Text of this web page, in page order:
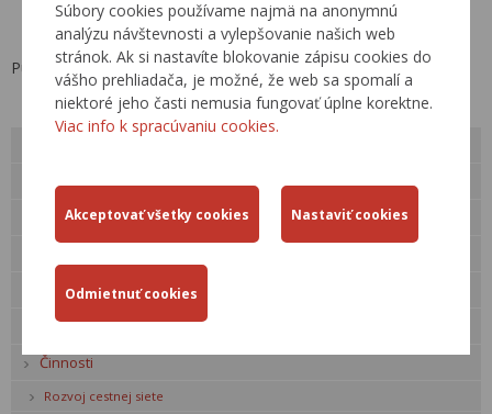
Súbory cookies používame najmä na anonymnú
analýzu návštevnosti a vylepšovanie našich web
stránok. Ak si nastavíte blokovanie zápisu cookies do
vášho prehliadača, je možné, že web sa spomalí a
niektoré jeho časti nemusia fungovať úplne korektne.
Viac info k spracúvaniu cookies.
Publikované: 6.10.2016
Verejné obstarávanie
Kariéra
Kontakty
Legislatíva
Činnosti
Rozvoj cestnej siete